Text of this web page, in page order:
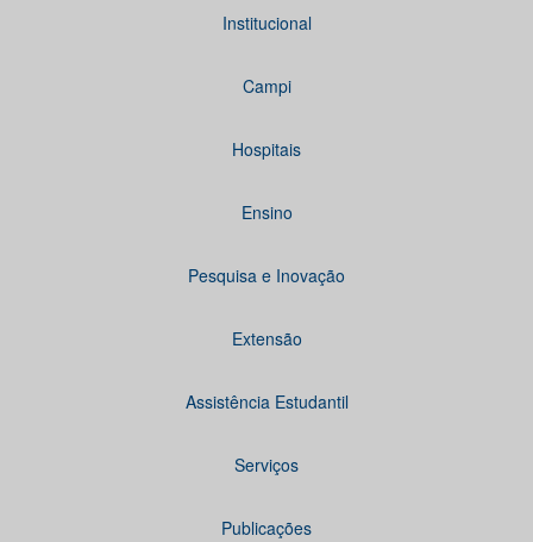
Institucional
Campi
Hospitais
Ensino
Pesquisa e Inovação
Extensão
Assistência Estudantil
Serviços
Publicações